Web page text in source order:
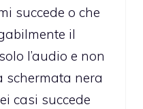
succede o che
il
l’audio e non
schermata nera
casi succede